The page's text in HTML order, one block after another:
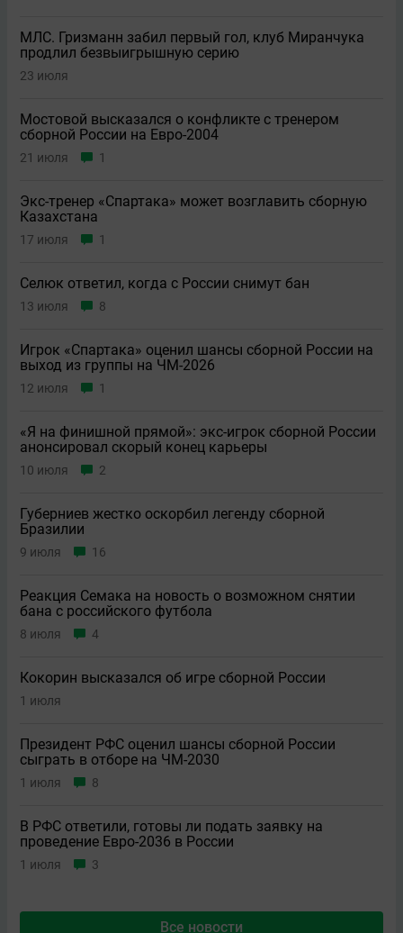
МЛС. Гризманн забил первый гол, клуб Миранчука
продлил безвыигрышную серию
23 июля
Мостовой высказался о конфликте с тренером
сборной России на Евро-2004
21 июля 1
Экс-тренер «Спартака» может возглавить сборную
Казахстана
17 июля 1
Селюк ответил, когда с России снимут бан
13 июля 8
Игрок «Спартака» оценил шансы сборной России на
выход из группы на ЧМ-2026
12 июля 1
«Я на финишной прямой»: экс-игрок сборной России
анонсировал скорый конец карьеры
10 июля 2
Губерниев жестко оскорбил легенду сборной
Бразилии
9 июля 16
Реакция Семака на новость о возможном снятии
бана с российского футбола
8 июля 4
Кокорин высказался об игре сборной России
1 июля
Президент РФС оценил шансы сборной России
сыграть в отборе на ЧМ-2030
1 июля 8
В РФС ответили, готовы ли подать заявку на
проведение Евро-2036 в России
1 июля 3
Все новости